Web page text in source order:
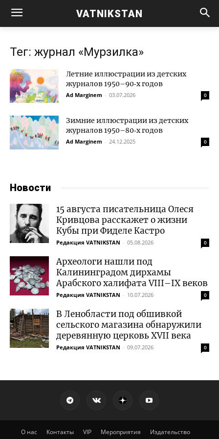
VATNIKSTAN
Тег: журнал «Мурзилка»
Летние иллюстрации из детских
журналов 1950–90‑х годов
Ad Marginem - 03.07.2026 0
Зимние иллюстрации из детских
журналов 1950–80‑х годов
Ad Marginem - 24.12.2025 0
Новости
15 августа писательница Олеся
Кривцова расскажет о жизни
Кубы при Фиделе Кастро
Редакция VATNIKSTAN - 05.08.2026 0
Археологи нашли под
Калининградом дирхамы
Арабского халифата VIII–IX веков
Редакция VATNIKSTAN - 10.07.2026 0
В Ленобласти под обшивкой
сельского магазина обнаружили
деревянную церковь XVII века
Редакция VATNIKSTAN - 09.07.2026 0
О нас Контакты VIP Мероприятия
Издательство